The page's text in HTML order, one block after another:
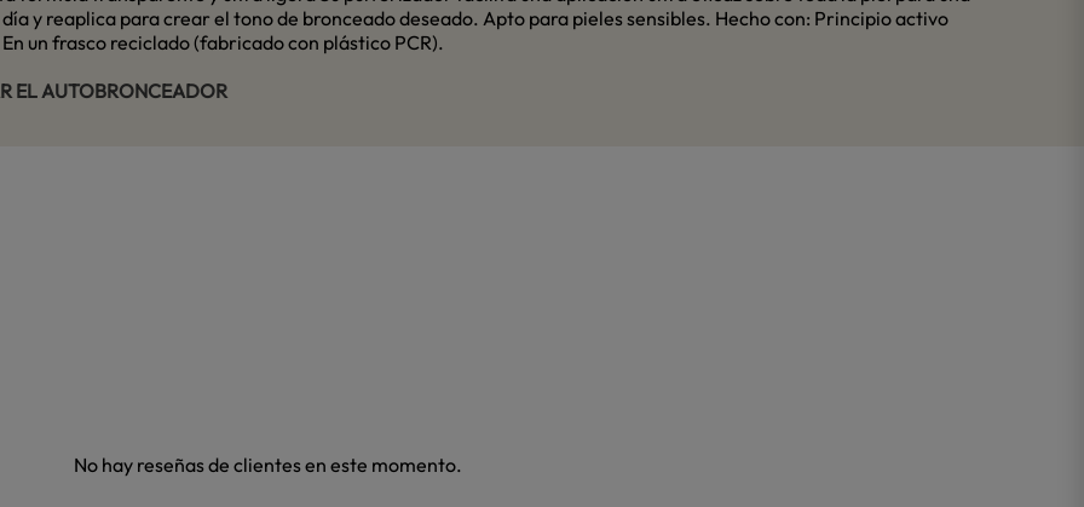
y reaplica para crear el tono de bronceado deseado. Apto para pieles sensibles. Hecho con: Principio activo
un frasco reciclado (fabricado con plástico PCR).
EL AUTOBRONCEADOR
No hay reseñas de clientes en este momento.